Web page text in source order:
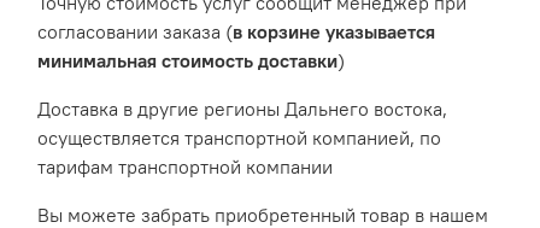
согласовании заказа (в корзине указывается
минимальная стоимость доставки)
Доставка в другие регионы Дальнего востока,
осуществляется транспортной компанией, по
тарифам транспортной компании
Вы можете забрать приобретенный товар в нашем